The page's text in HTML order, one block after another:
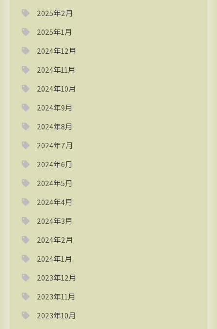
2025年2月
2025年1月
2024年12月
2024年11月
2024年10月
2024年9月
2024年8月
2024年7月
2024年6月
2024年5月
2024年4月
2024年3月
2024年2月
2024年1月
2023年12月
2023年11月
2023年10月